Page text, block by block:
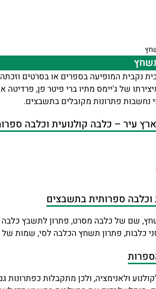
נקבית המופיעה בספרים או בסרטים
של ג'יימס מתיו ברי פיטר פן,
נחשבות פתרונות מקובלים בתשבצים.
עיר – כלבה קולנועית וכלבה
וכלבה ספרותית בתשבצים
כלבות, פתרון תשחץ הכלבה לסי, שמות של
ולאנימציה, ולכן מתקבלות